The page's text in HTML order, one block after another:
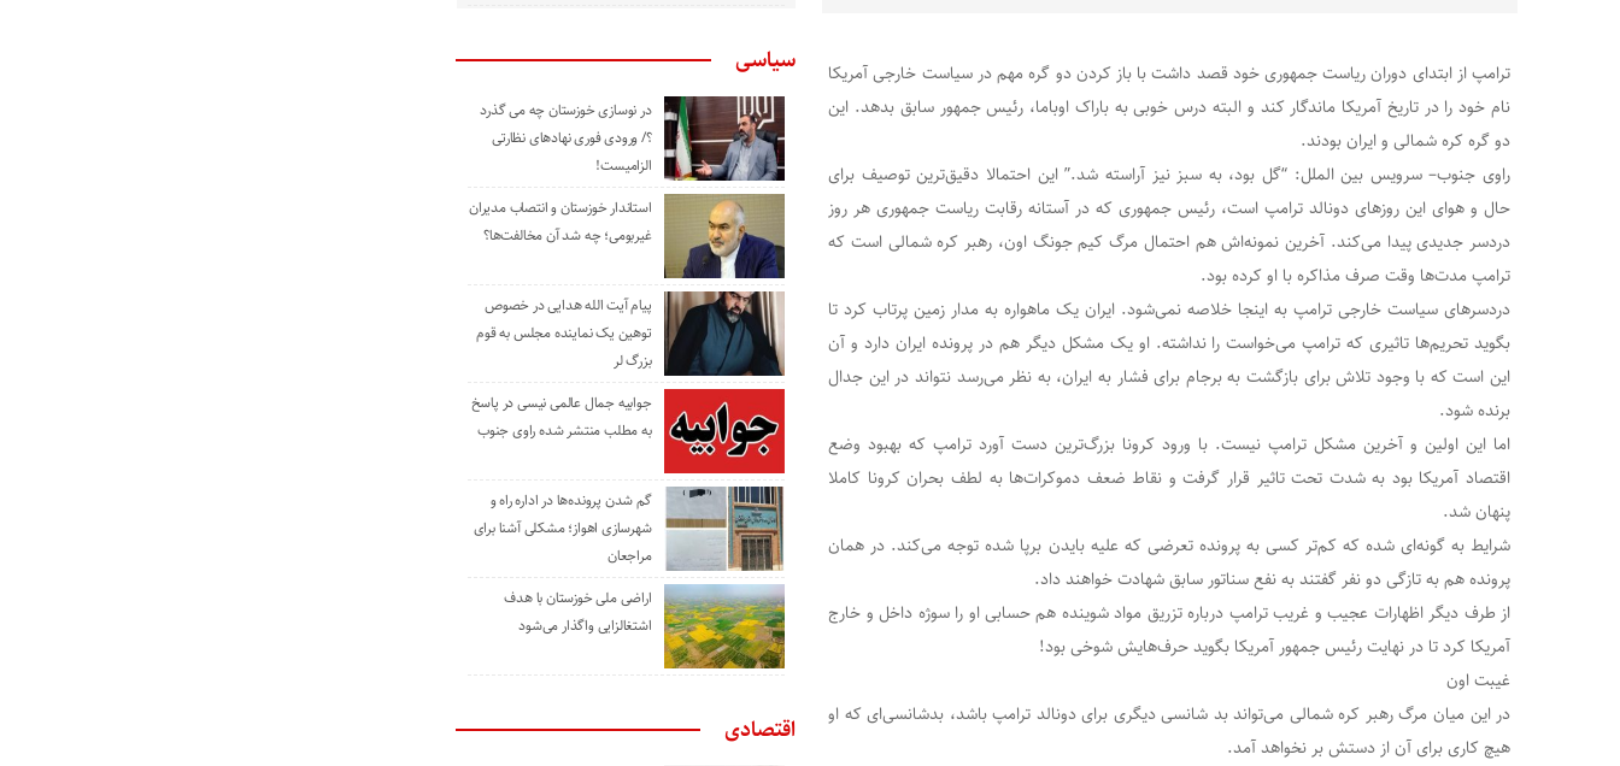
ترامپ از ابتدای دوران ریاست جمهوری خود قصد داشت با باز کردن دو گره مهم در سیاست خارجی آمریکا
نام خود را در تاریخ آمریکا ماندگار کند و البته درس خوبی به باراک اوباما، رئیس جمهور سابق بدهد. این
دو گره کره شمالی و ایران بودند.
راوی جنوب– سرویس بین الملل: “گل بود، به سبز نیز آراسته شد.” این احتمالا دقیق‌ترین توصیف برای
حال و هوای این روزهای دونالد ترامپ است، رئیس جمهوری که در آستانه رقابت ریاست جمهوری هر روز
دردسر جدیدی پیدا می‌کند. آخرین نمونه‌اش هم احتمال مرگ کیم جونگ اون، رهبر کره شمالی است که
ترامپ مدت‌ها وقت صرف مذاکره با او کرده بود.
دردسرهای سیاست خارجی ترامپ به اینجا خلاصه نمی‌شود. ایران یک ماهواره به مدار زمین پرتاب کرد تا
بگوید تحریم‌ها تاثیری که ترامپ می‌خواست را نداشته. او یک مشکل دیگر هم در پرونده ایران دارد و آن
این است که با وجود تلاش برای بازگشت به برجام برای فشار به ایران، به نظر می‌رسد نتواند در این جدال
برنده شود.
اما این اولین و آخرین مشکل ترامپ نیست. با ورود کرونا بزرگ‌ترین دست آورد ترامپ که بهبود وضع
اقتصاد آمریکا بود به شدت تحت تاثیر قرار گرفت و نقاط ضعف دموکرات‌ها به لطف بحران کرونا کاملا
پنهان شد.
شرایط به گونه‌ای شده که کم‌تر کسی به پرونده تعرضی که علیه بایدن برپا شده توجه می‌کند. در همان
پرونده هم به تازگی دو نفر گفتند به نفع سناتور سابق شهادت خواهند داد.
از طرف دیگر اظهارات عجیب و غریب ترامپ درباره تزریق مواد شوینده هم حسابی او را سوژه داخل و خارج
آمریکا کرد تا در نهایت رئیس جمهور آمریکا بگوید حرف‌هایش شوخی بود!
غیبت اون
در این میان مرگ رهبر کره شمالی می‌تواند بد شانسی دیگری برای دونالد ترامپ باشد، بدشانسی‌ای که او
هیچ کاری برای آن از دستش بر نخواهد آمد.
سیاسی
در نوسازی خوزستان چه می گذرد
؟/ ورودی فوری نهادهای نظارتی
الزامیست!
استاندار خوزستان و انتصاب مدیران
غیربومی؛ چه شد آن مخالفت‌ها؟
پیام آیت الله هدایی در خصوص
توهین یک نماینده مجلس به قوم
بزرگ لر
جوابیه جمال عالمی نیسی در پاسخ
به مطلب منتشر شده راوی جنوب
گم شدن پرونده‌ها در اداره راه و
شهرسازی اهواز؛ مشکلی آشنا برای
مراجعان
اراضی ملی خوزستان با هدف
اشتغالزایی واگذار می‌شود
اقتصادی